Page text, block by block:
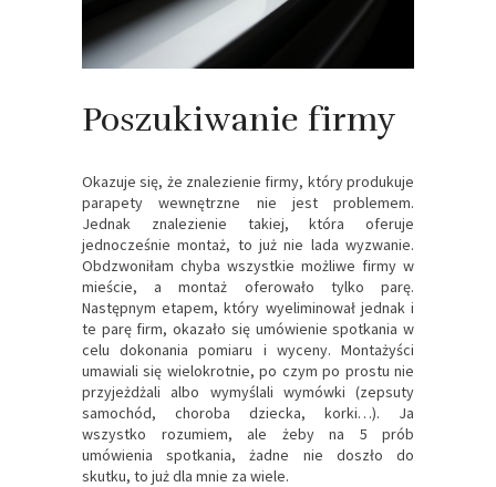
Poszukiwanie firmy
Okazuje się, że znalezienie firmy, który produkuje
parapety wewnętrzne nie jest problemem.
Jednak znalezienie takiej, która oferuje
jednocześnie montaż, to już nie lada wyzwanie.
Obdzwoniłam chyba wszystkie możliwe firmy w
mieście, a montaż oferowało tylko parę.
Następnym etapem, który wyeliminował jednak i
te parę firm, okazało się umówienie spotkania w
celu dokonania pomiaru i wyceny. Montażyści
umawiali się wielokrotnie, po czym po prostu nie
przyjeżdżali albo wymyślali wymówki (zepsuty
samochód, choroba dziecka, korki…). Ja
wszystko rozumiem, ale żeby na 5 prób
umówienia spotkania, żadne nie doszło do
skutku, to już dla mnie za wiele.